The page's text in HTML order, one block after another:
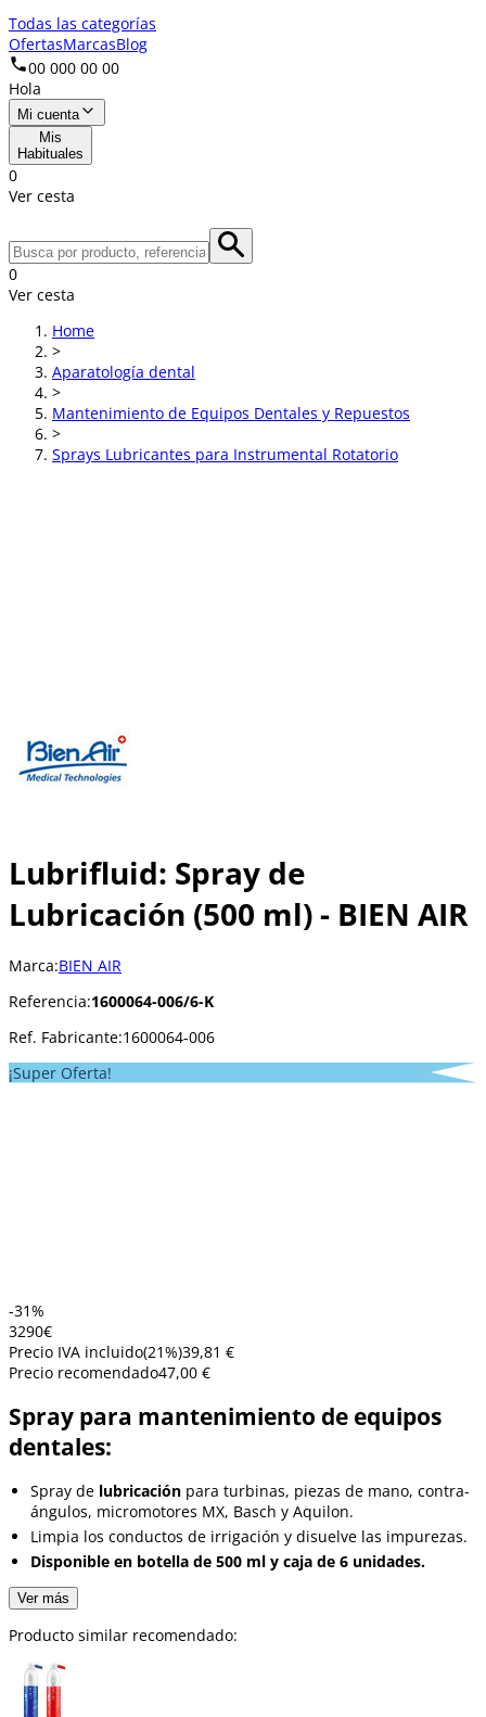
Todas las categorías
OfertasMarcasBlog
00 000 00 00
Hola
Mi cuenta
Mis
Habituales
0
Ver cesta
0
Ver cesta
Home
>
Aparatología dental
>
Mantenimiento de Equipos Dentales y Repuestos
>
Sprays Lubricantes para Instrumental Rotatorio
Lubrifluid: Spray de
Lubricación (500 ml) - BIEN AIR
Marca:BIEN AIR
Referencia:1600064-006/6-K
Ref. Fabricante:1600064-006
¡Super Oferta!
-31%
3290€
Precio IVA incluido(21%)39,81 €
Precio recomendado47,00 €
Spray para mantenimiento de equipos
dentales:
Spray de lubricación para turbinas, piezas de mano, contra-
ángulos, micromotores MX, Basch y Aquilon.
Limpia los conductos de irrigación y disuelve las impurezas.
Disponible en botella de 500 ml y caja de 6 unidades.
Ver más
Producto similar recomendado: